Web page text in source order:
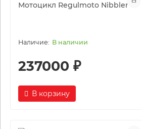
Мотоцикл Regulmoto Nibbler
В наличии
237000 ₽
В корзину